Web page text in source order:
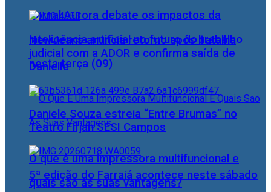
Jornal Aurora debate os impactos da
inteligência artificial no futuro do trabalho
nesta terça (09)
O que é uma impressora multifuncional e
quais são as suas vantagens?
NewJeans anuncia retorno após batalha
judicial com a ADOR e confirma saída de
Danielle
Daniele Souza estreia “Entre Brumas” no
Teatro Firjan SESI Campos
5ª edição do Farraiá acontece neste sábado